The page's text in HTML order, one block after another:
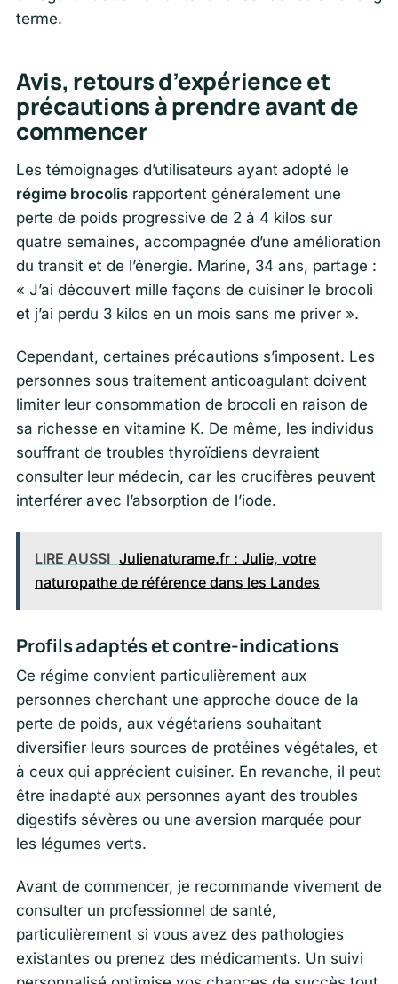
terme.
Avis, retours d’expérience et
précautions à prendre avant de
commencer
Les témoignages d’utilisateurs ayant adopté le
régime brocolis rapportent généralement une
perte de poids progressive de 2 à 4 kilos sur
quatre semaines, accompagnée d’une amélioration
du transit et de l’énergie. Marine, 34 ans, partage :
« J’ai découvert mille façons de cuisiner le brocoli
et j’ai perdu 3 kilos en un mois sans me priver ».
Cependant, certaines précautions s’imposent. Les
personnes sous traitement anticoagulant doivent
limiter leur consommation de brocoli en raison de
sa richesse en vitamine K. De même, les individus
souffrant de troubles thyroïdiens devraient
consulter leur médecin, car les crucifères peuvent
interférer avec l’absorption de l’iode.
LIRE AUSSI Julienaturame.fr : Julie, votre
naturopathe de référence dans les Landes
Profils adaptés et contre-indications
Ce régime convient particulièrement aux
personnes cherchant une approche douce de la
perte de poids, aux végétariens souhaitant
diversifier leurs sources de protéines végétales, et
à ceux qui apprécient cuisiner. En revanche, il peut
être inadapté aux personnes ayant des troubles
digestifs sévères ou une aversion marquée pour
les légumes verts.
Avant de commencer, je recommande vivement de
consulter un professionnel de santé,
particulièrement si vous avez des pathologies
existantes ou prenez des médicaments. Un suivi